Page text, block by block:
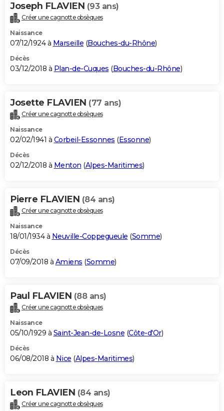
Joseph FLAVIEN (93 ans)
Créer une cagnotte obsèques
Naissance
07/12/1924 à Marseille (Bouches-du-Rhône)
Décès
03/12/2018 à Plan-de-Cuques (Bouches-du-Rhône)
Josette FLAVIEN (77 ans)
Créer une cagnotte obsèques
Naissance
02/02/1941 à Corbeil-Essonnes (Essonne)
Décès
02/12/2018 à Menton (Alpes-Maritimes)
Pierre FLAVIEN (84 ans)
Créer une cagnotte obsèques
Naissance
18/01/1934 à Neuville-Coppegueule (Somme)
Décès
07/09/2018 à Amiens (Somme)
Paul FLAVIEN (88 ans)
Créer une cagnotte obsèques
Naissance
05/10/1929 à Saint-Jean-de-Losne (Côte-d'Or)
Décès
06/08/2018 à Nice (Alpes-Maritimes)
Leon FLAVIEN (84 ans)
Créer une cagnotte obsèques